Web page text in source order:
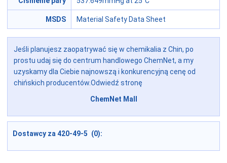
MSDS Material Safety Data Sheet
Jeśli planujesz zaopatrywać się w chemikalia z Chin, po
prostu udaj się do centrum handlowego ChemNet, a my
uzyskamy dla Ciebie najnowszą i konkurencyjną cenę od
chińskich producentów.Odwiedź stronę
ChemNet Mall
Dostawcy za 420-49-5 (0):